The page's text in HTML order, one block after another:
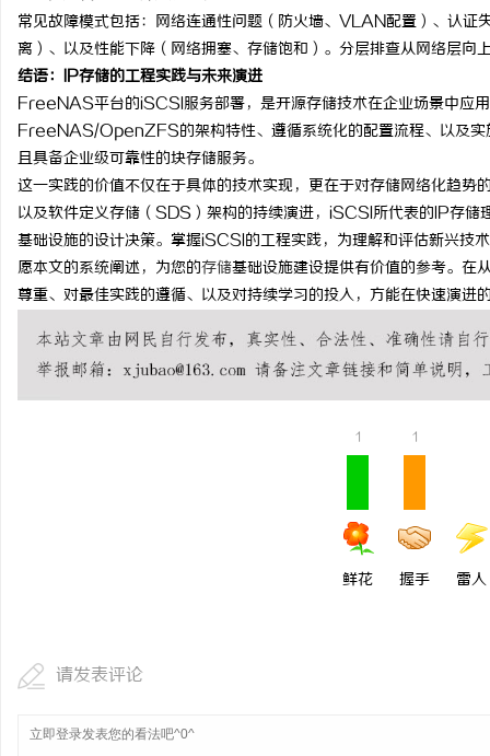
常见故障模式包括：网络连通性问题（防火墙、VLAN配置）、认
离）、以及性能下降（网络拥塞、存储饱和）。分层排查从网络层向
结语：IP存储的工程实践与未来演进
FreeNAS平台的iSCSI服务部署，是开源存储技术在企业场景中应
FreeNAS/OpenZFS的架构特性、遵循系统化的配置流程、以及实
且具备企业级可靠性的块存储服务。
这一实践的价值不仅在于具体的技术实现，更在于对存储网络化趋
以及软件定义存储（SDS）架构的持续演进，iSCSI所代表的IP存
基础设施的设计决策。掌握iSCSI的工程实践，为理解和评估新兴技
愿本文的系统阐述，为您的存储基础设施建设提供有价值的参考。在
尊重、对最佳实践的遵循、以及对持续学习的投入，方能在快速演进
1
鲜花
1
握手 雷人
请发表评论